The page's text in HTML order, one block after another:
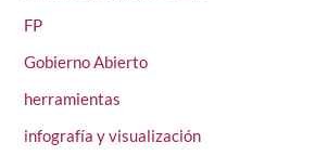
FP
Gobierno Abierto
herramientas
infografía y visualización